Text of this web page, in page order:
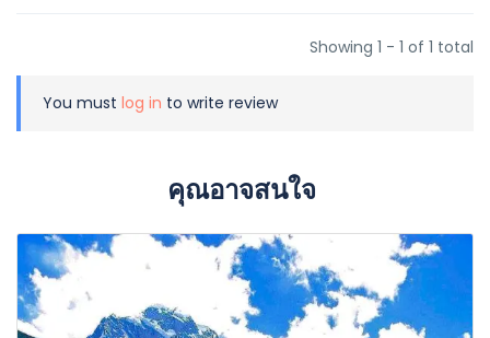
Showing 1 - 1 of 1 total
You must log in to write review
คุณอาจสนใจ